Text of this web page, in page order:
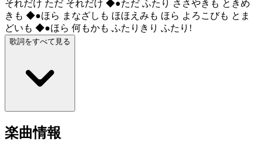
それだけ ただ それだけ ◆●ただ ふたり ささやきも ときめ
きも ◆●ほら まなざしも ほほえみも ほら よろこびも とま
どいも ◆●ほら 何もかも ふたりきり ふたり!
歌詞をすべて見る
楽曲情報